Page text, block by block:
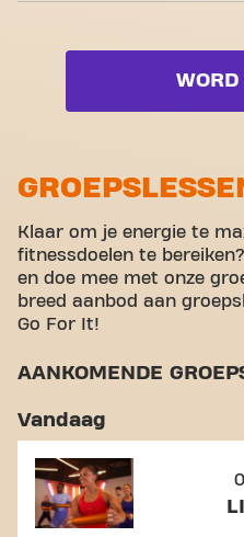
together.
Yanga Sports Water
Live BodyPump
Live BodyStep
Live Strength
Volledige lijst bekijken
Cardio zone
Stretch zone
Rondleiding
Klaar om je energie te
fitnessdoelen te
en doe mee met onze
breed aanbod aan
Go For It!
AANKOMENDE
Vandaag